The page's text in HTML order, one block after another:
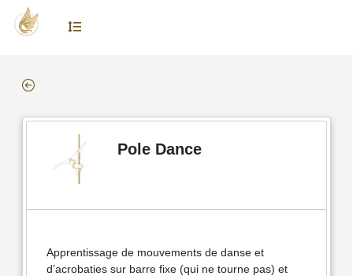
Pole Dance
Apprentissage de mouvements de danse et
d’acrobaties sur barre fixe (qui ne tourne pas) et